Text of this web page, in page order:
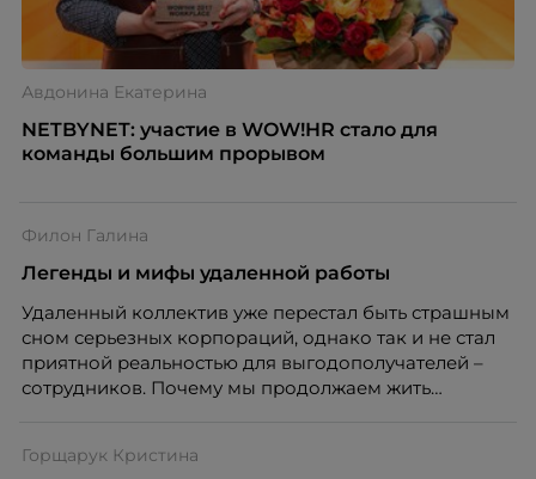
Авдонина Екатерина
NETBYNET: участие в WOW!HR стало для
команды большим прорывом
Филон Галина
Легенды и мифы удаленной работы
Удаленный коллектив уже перестал быть страшным
сном серьезных корпораций, однако так и не стал
приятной реальностью для выгодополучателей –
сотрудников. Почему мы продолжаем жить
Горщарук Кристина